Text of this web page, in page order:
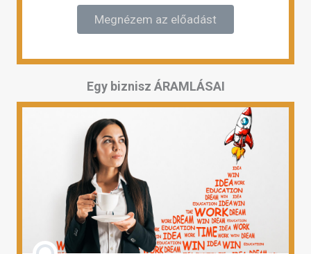
Megnézem az előadást
Egy biznisz ÁRAMLÁSAI